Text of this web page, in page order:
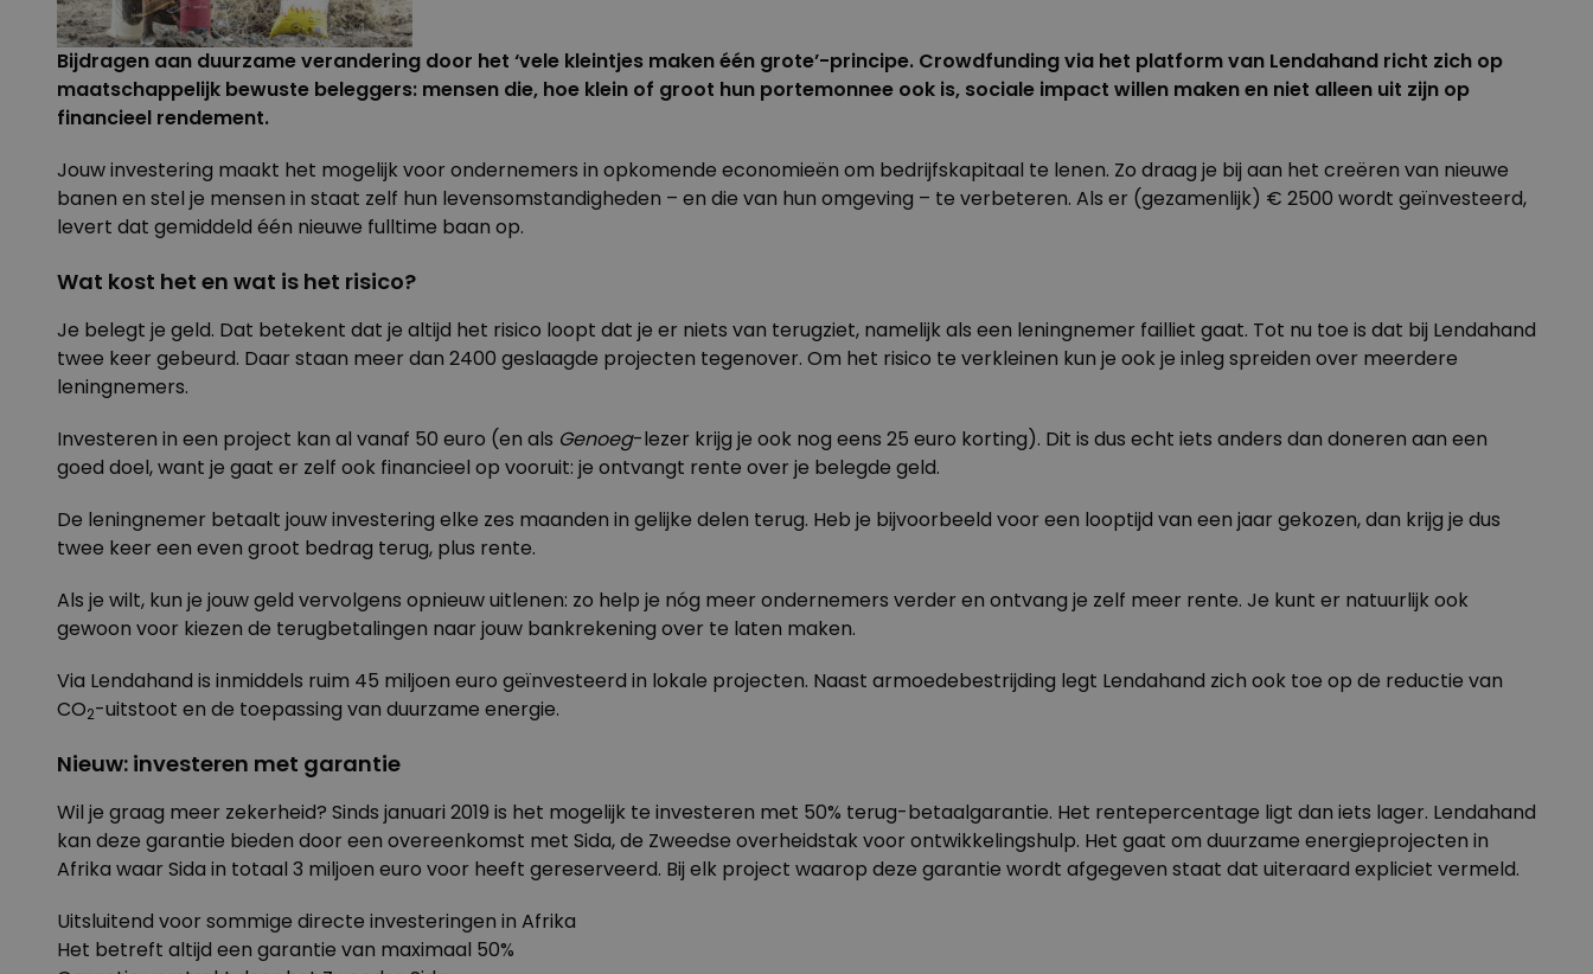
Bijdragen aan duurzame verandering door het ‘vele kleintjes maken één grote’-principe. Crowdfunding via het platform van Lendahand richt zich op
maatschappelijk bewuste beleggers: mensen die, hoe klein of groot hun portemonnee ook is, sociale impact willen maken en niet alleen uit zijn op
financieel rendement.
Jouw investering maakt het mogelijk voor ondernemers in opkomende economieën om bedrijfskapitaal te lenen. Zo draag je bij aan het creëren van nieuwe
banen en stel je mensen in staat zelf hun levensomstandigheden – en die van hun omgeving – te verbeteren. Als er (gezamenlijk) € 2500 wordt geïnvesteerd,
levert dat gemiddeld één nieuwe fulltime baan op.
Wat kost het en wat is het risico?
Je belegt je geld. Dat betekent dat je altijd het risico loopt dat je er niets van terugziet, namelijk als een leningnemer failliet gaat. Tot nu toe is dat bij Lendahand
twee keer gebeurd. Daar staan meer dan 2400 geslaagde projecten tegenover. Om het risico te verkleinen kun je ook je inleg spreiden over meerdere
leningnemers.
Investeren in een project kan al vanaf 50 euro (en als Genoeg-lezer krijg je ook nog eens 25 euro korting). Dit is dus echt iets anders dan doneren aan een
goed doel, want je gaat er zelf ook financieel op vooruit: je ontvangt rente over je belegde geld.
De leningnemer betaalt jouw investering elke zes maanden in gelijke delen terug. Heb je bijvoorbeeld voor een looptijd van een jaar gekozen, dan krijg je dus
twee keer een even groot bedrag terug, plus rente.
Als je wilt, kun je jouw geld vervolgens opnieuw uitlenen: zo help je nóg meer ondernemers verder en ontvang je zelf meer rente. Je kunt er natuurlijk ook
gewoon voor kiezen de terugbetalingen naar jouw bankrekening over te laten maken.
Via Lendahand is inmiddels ruim 45 miljoen euro geïnvesteerd in lokale projecten. Naast armoedebestrijding legt Lendahand zich ook toe op de reductie van
CO2-uitstoot en de toepassing van duurzame energie.
Nieuw: investeren met garantie
Wil je graag meer zekerheid? Sinds januari 2019 is het mogelijk te investeren met 50% terug-betaalgarantie. Het rentepercentage ligt dan iets lager. Lendahand
kan deze garantie bieden door een overeenkomst met Sida, de Zweedse overheidstak voor ontwikkelingshulp. Het gaat om duurzame energieprojecten in
Afrika waar Sida in totaal 3 miljoen euro voor heeft gereserveerd. Bij elk project waarop deze garantie wordt afgegeven staat dat uiteraard expliciet vermeld.
Uitsluitend voor sommige directe investeringen in Afrika
Het betreft altijd een garantie van maximaal 50%